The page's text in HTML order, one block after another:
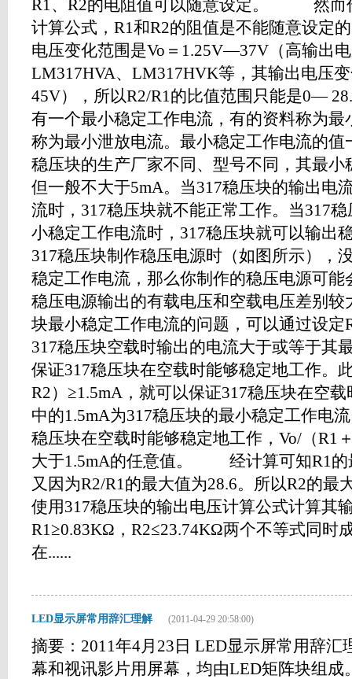
R1、R2的电阻值可以随意设定。 然而
计算公式，R1和R2的阻值是不能随意设定
电压变化范围是Vo＝1.25V—37V（高输出
LM317HVA、LM317HVK等，其输出电压
45V），所以R2/R1的比值范围只能是0—
有一个最小稳定工作电流，有的资料称为
称为最小泄放电流。最小稳定工作电流的值
稳压块的生产厂家不同、型号不同，其最
但一般不大于5mA。当317稳压块的输出电
流时，317稳压块就不能正常工作。当317
小稳定工作电流时，317稳压块就可以输出
317稳压块制作稳压电源时（如图所示），
稳定工作电流，那么你制作的稳压电源可
稳压电源输出的有载电压和空载电压差
块最小稳定工作电流的问题，可以通过设定
317稳压块空载时输出的电流大于或等于其
保证317稳压块在空载时能够稳定地工作。
R2）≥1.5mA，就可以保证317稳压块在空
中的1.5mA为317稳压块的最小稳定工作电
稳压块在空载时能够稳定地工作，Vo/（R1
大于1.5mA的任意值。 经计算可知R1的
又因为R2/R1的最大值为28.6。所以R2的最
使用317稳压块的输出电压计算公式计算其
R1≥0.83KΩ，R2≤23.74KΩ两个不等式同时
在......
LED显示屏常用辞汇理解 (2011-04-29 20:58:00)
摘要：2011年4月23日 LED显示屏常用辞汇
幕和视讯影片用屏幕，均由LED矩阵块组成